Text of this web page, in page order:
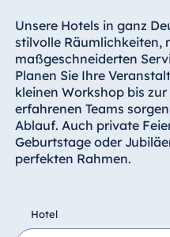
Hotel
Königswinter
Hotel Magdeburg
Hotel München
Hotel Stuttgart
Seehotel
TitiseeHotel
Titisee-Neustadt
Unsere Hotels in ganz
stilvolle Räumlichkeiten,
maßgeschneiderten
Planen Sie Ihre
kleinen Workshop bis
erfahrenen Teams
Ablauf. Auch private
Geburtstage oder
perfekten Rahmen.
Hotel